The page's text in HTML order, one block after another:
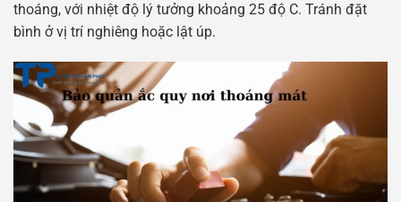
thoáng, với nhiệt độ lý tưởng khoảng 25 độ C. Tránh đặt
bình ở vị trí nghiêng hoặc lật úp.